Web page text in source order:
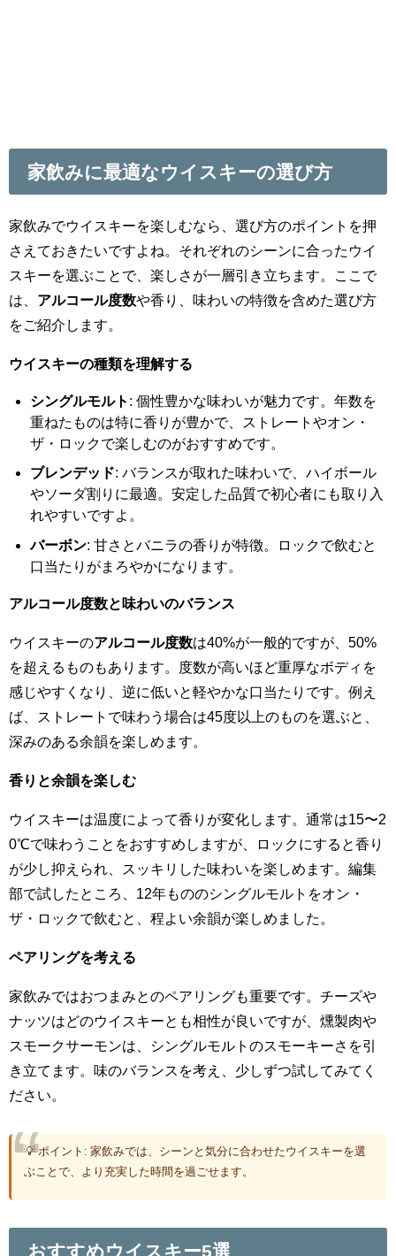
家飲みに最適なウイスキーの選び方
家飲みでウイスキーを楽しむなら、選び方のポイントを押
さえておきたいですよね。それぞれのシーンに合ったウイ
スキーを選ぶことで、楽しさが一層引き立ちます。ここで
は、 アルコール度数や香り、味わいの特徴を含めた選び方
をご紹介します。
ウイスキーの種類を理解する
シングルモルト : 個性豊かな味わいが魅力です。年数を
重ねたものは特に香りが豊かで、ストレートやオン・
ザ・ロックで楽しむのがおすすめです。
ブレンデッド: バランスが取れた味わいで、ハイボール
やソーダ割りに最適。安定した品質で初心者にも取り入
れやすいですよ。
バーボン: 甘さとバニラの香りが特徴。ロックで飲むと
口当たりがまろやかになります。
アルコール度数と味わいのバランス
ウイスキーのアルコール度数は40%が一般的ですが、50%
を超えるものもあります。度数が高いほど重厚なボディを
感じやすくなり、逆に低いと軽やかな口当たりです。例え
ば、ストレートで味わう場合は45度以上のものを選ぶと、
深みのある余韻を楽しめます。
香りと余韻を楽しむ
ウイスキーは温度によって香りが変化します。通常は15〜2
0℃で味わうことをおすすめしますが、ロックにすると香り
が少し抑えられ、スッキリした味わいを楽しめます。編集
部で試したところ、12年もののシングルモルトをオン・
ザ・ロックで飲むと、程よい余韻が楽しめました。
ペアリングを考える
家飲みではおつまみとのペアリングも重要です。チーズや
ナッツはどのウイスキーとも相性が良いですが、燻製肉や
スモークサーモンは、シングルモルトのスモーキーさを引
き立てます。味のバランスを考え、少しずつ試してみてく
ださい。
💡 ポイント: 家飲みでは、シーンと気分に合わせたウイスキーを選
ぶことで、より充実した時間を過ごせます。
おすすめウイスキー5選